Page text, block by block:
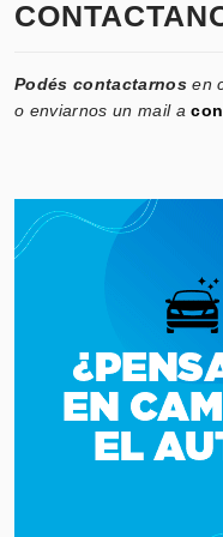
Podés contactarnos en
o enviarnos un mail a